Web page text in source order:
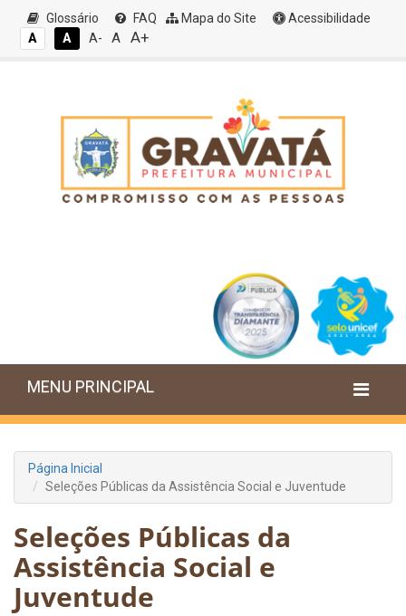
Glossário FAQ Mapa do Site
Acessibilidade
A
A A- A A+
MENU PRINCIPAL
Página Inicial
Seleções Públicas da Assistência Social e Juventude
Seleções Públicas da
Assistência Social e
Juventude